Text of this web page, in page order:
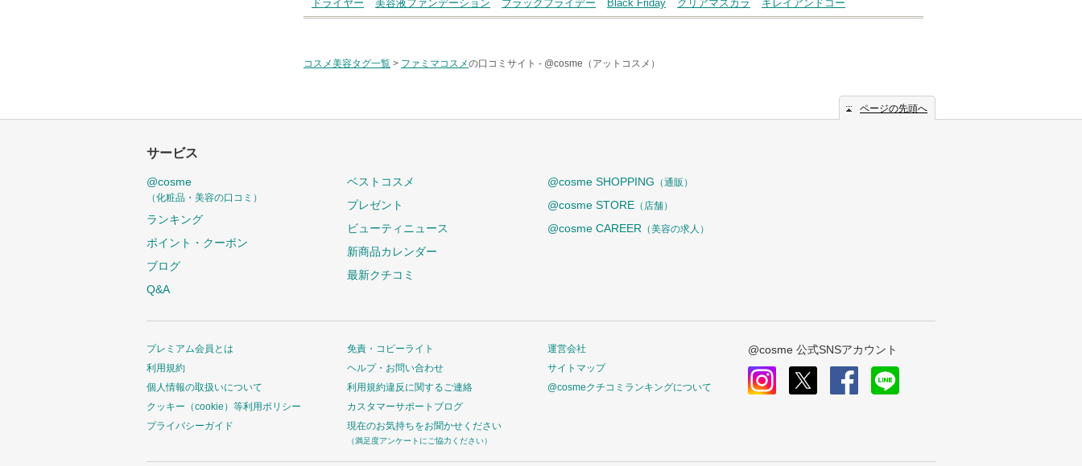
ドライヤー
美容液ファンデーション ブラックフライデー Black Friday クリアマスカラ キレイアンドコー
コスメ美容タグ一覧 > ファミマコスメの口コミサイト - @cosme（アットコスメ）
ページの先頭へ
サービス
@cosme
（化粧品・美容の口コミ）
ランキング
ポイント・クーポン
ブログ
Q&A
ベストコスメ
プレゼント
ビューティニュース
新商品カレンダー
最新クチコミ
@cosme SHOPPING （通販）
@cosme STORE （店舗）
@cosme CAREER （美容の求人）
プレミアム会員とは
利用規約
個人情報の取扱いについて
クッキー（cookie）等利用ポリシー
プライバシーガイド
免責・コピーライト
ヘルプ・お問い合わせ
利用規約違反に関するご連絡
カスタマーサポートブログ
現在のお気持ちをお聞かせください
（満足度アンケートにご協力ください）
運営会社
サイトマップ
@cosmeクチコミランキングについて
@cosme 公式SNSアカウント